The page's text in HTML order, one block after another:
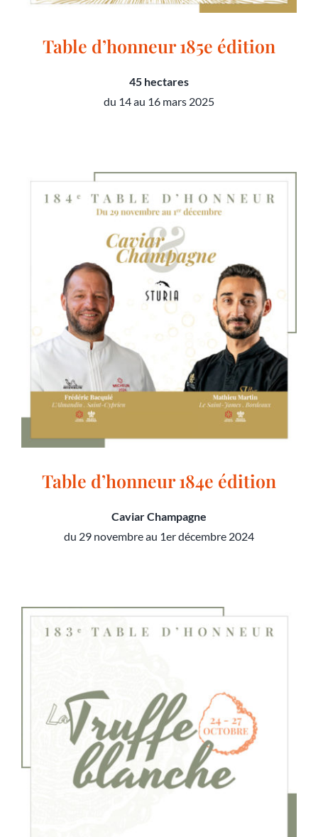
Table d’honneur 185e édition
45 hectares
du 14 au 16 mars 2025
Table d’honneur 184e édition
Caviar Champagne
du 29 novembre au 1er décembre 2024